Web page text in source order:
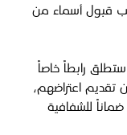
قبول أسماء من
رابطاً خاصاً
تقديم اعتراضهم،
للشفافية